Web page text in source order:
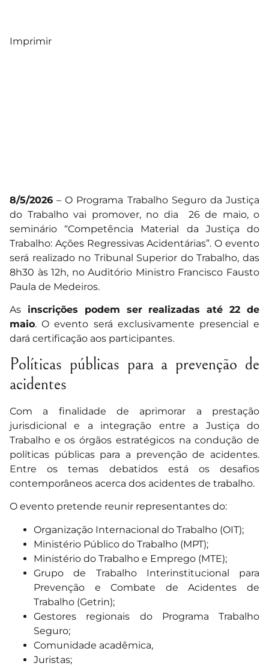
Imprimir
8/5/2026 – O Programa Trabalho Seguro da Justiça
do Trabalho vai promover, no dia 26 de maio, o
seminário “Competência Material da Justiça do
Trabalho: Ações Regressivas Acidentárias”. O evento
será realizado no Tribunal Superior do Trabalho, das
8h30 às 12h, no Auditório Ministro Francisco Fausto
Paula de Medeiros.
As inscrições podem ser realizadas até 22 de
maio. O evento será exclusivamente presencial e
dará certificação aos participantes.
Políticas públicas para a prevenção de
acidentes
Com a finalidade de aprimorar a prestação
jurisdicional e a integração entre a Justiça do
Trabalho e os órgãos estratégicos na condução de
políticas públicas para a prevenção de acidentes.
Entre os temas debatidos está os desafios
contemporâneos acerca dos acidentes de trabalho.
O evento pretende reunir representantes do:
Organização Internacional do Trabalho (OIT);
Ministério Público do Trabalho (MPT);
Ministério do Trabalho e Emprego (MTE);
Grupo de Trabalho Interinstitucional para
Prevenção e Combate de Acidentes de
Trabalho (Getrin);
Gestores regionais do Programa Trabalho
Seguro;
Comunidade acadêmica,
Juristas;